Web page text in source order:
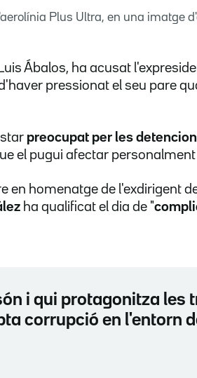
Plus Ultra, en una imatge
Ábalos, ha acusat
pressionat el seu pare
preocupat per les
el pugui afectar
en homenatge de l'exdirigent
ha qualificat el dia de "
i qui protagonitza les
corrupció en l'entorn